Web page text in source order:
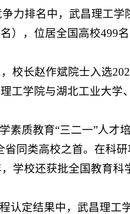
力排名中，武昌理工学
），位居全国高校499
校长赵作斌院士入选
工学院与湖北工业大学
素质教育“三二一”人才
同类高校之首。在科
学校还获批全国教育科
认定结果中，武昌理工